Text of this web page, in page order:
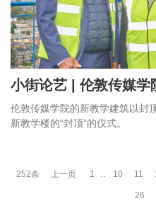
小街论艺 | 伦敦传媒学
伦敦传媒学院的新教学建筑以封
新教学楼的“封顶”的仪式。
252条 上一页 1 .. 10 11
26